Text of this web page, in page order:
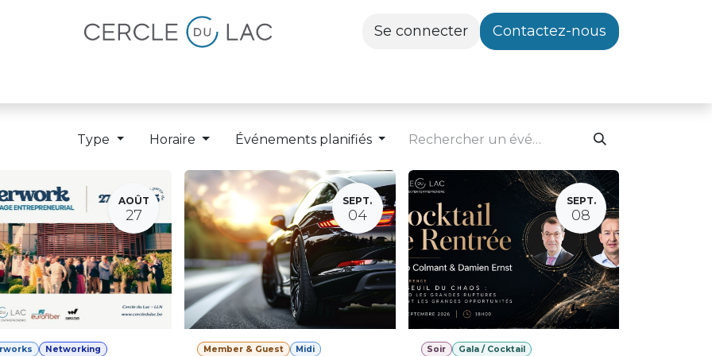
Se connecter Contactez-nous
Type Horaire Événements planifiés
AOÛT
27
Networking
SEPT.
04
Member & Guest
Midi
SEPT.
08
Soir Gala / Cocktail